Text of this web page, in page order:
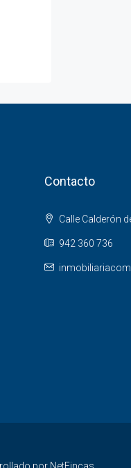
Contacto
Calle Calderón
942 360 736
por NetFincas